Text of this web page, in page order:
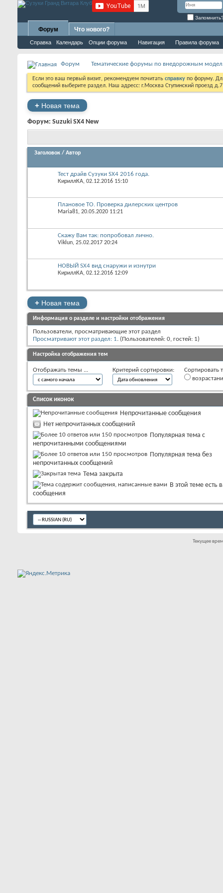
Форум
Справка Календарь Опции форума Навигация Правила форума
Что нового?
Форум Тематические форумы по внедорожным
Если это ваш первый визит, рекомендуем почитать справку по форуму.
сообщений выберите раздел. Наш адресс: г.Москва Ступинский проезд
+ Новая тема
Форум: Suzuki SX4 New
Заголовок / Автор
Тест драйв Сузуки SX4 2016 года.
КириллКА‎, 02.12.2016 15:10
Плановое ТО. Проверка дилерских центров
Maria81‎, 20.05.2020 11:21
Скажу Вам так: попробовал лично.
Viklun‎, 25.02.2017 20:24
НОВЫЙ SX4 вид снаружи и изнутри
КириллКА‎, 02.12.2016 12:09
+ Новая тема
Информация о разделе и настройки отображения
Пользователи, просматривающие этот раздел
Просматривают этот раздел: 1. (Пользователей: 0, гостей: 1)
Настройка отображения тем
Отображать темы ... Критерий сортировки:
Сортировать
Список иконок
Непрочитанные сообщения
Нет непрочитанных сообщений
Популярная тема с
непрочитанными сообщениями
Популярная тема без
непрочитанных сообщений
Тема закрыта
В этой теме есть
сообщения
Текущее